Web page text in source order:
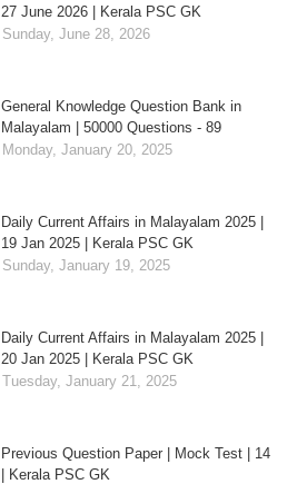
27 June 2026 | Kerala PSC GK
Sunday, June 28, 2026
General Knowledge Question Bank in
Malayalam | 50000 Questions - 89
Monday, January 20, 2025
Daily Current Affairs in Malayalam 2025 |
19 Jan 2025 | Kerala PSC GK
Sunday, January 19, 2025
Daily Current Affairs in Malayalam 2025 |
20 Jan 2025 | Kerala PSC GK
Tuesday, January 21, 2025
Previous Question Paper | Mock Test | 14
| Kerala PSC GK